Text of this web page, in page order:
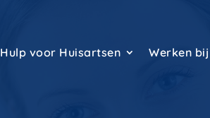
Hulp voor Huisartsen Werken bij